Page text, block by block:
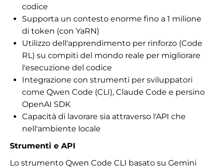
codice
Supporta un contesto enorme fino a 1 milione
di token (con YaRN)
Utilizzo dell'apprendimento per rinforzo (Code
RL) su compiti del mondo reale per migliorare
l'esecuzione del codice
Integrazione con strumenti per sviluppatori
come Qwen Code (CLI), Claude Code e persino
OpenAI SDK
Capacità di lavorare sia attraverso l'API che
nell'ambiente locale
Strumenti e API
Lo strumento Qwen Code CLI basato su Gemini